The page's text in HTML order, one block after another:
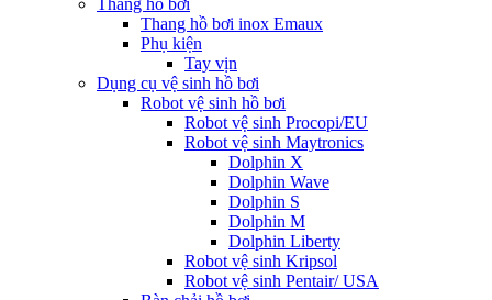
Thang hồ bơi
Thang hồ bơi inox Emaux
Phụ kiện
Tay vịn
Dụng cụ vệ sinh hồ bơi
Robot vệ sinh hồ bơi
Robot vệ sinh Procopi/EU
Robot vệ sinh Maytronics
Dolphin X
Dolphin Wave
Dolphin S
Dolphin M
Dolphin Liberty
Robot vệ sinh Kripsol
Robot vệ sinh Pentair/ USA